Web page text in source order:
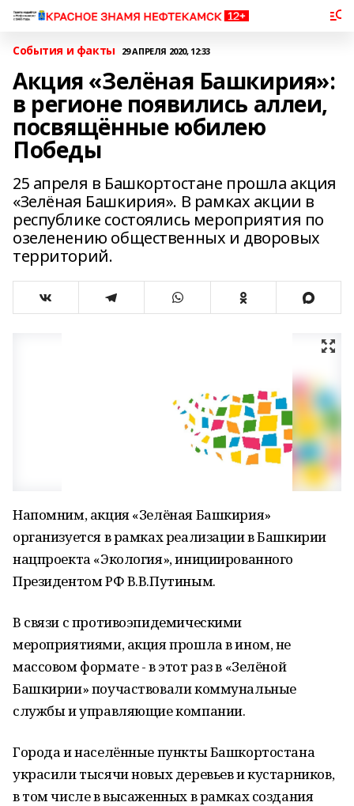
События и факты 29 АПРЕЛЯ 2020, 12:33
Акция «Зелёная Башкирия»:
в регионе появились аллеи,
посвящённые юбилею
Победы
25 апреля в Башкортостане прошла акция
«Зелёная Башкирия». В рамках акции в
республике состоялись мероприятия по
озеленению общественных и дворовых
территорий.
Напомним, акция «Зелёная Башкирия»
организуется в рамках реализации в Башкирии
нацпроекта «Экология», инициированного
Президентом РФ В.В.Путиным.
В связи с противоэпидемическими
мероприятиями, акция прошла в ином, не
массовом формате - в этот раз в «Зелёной
Башкирии» поучаствовали коммунальные
службы и управляющие компании.
Города и населённые пункты Башкортостана
украсили тысячи новых деревьев и кустарников,
в том числе в высаженных в рамках создания